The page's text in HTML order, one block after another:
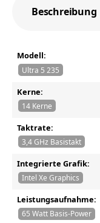
Beschreibung
Modell:
Ultra 5 235
Kerne:
14 Kerne
Taktrate:
3,4 GHz Basistakt
Integrierte Grafik:
Intel Xe Graphics
Leistungsaufnahme:
65 Watt Basis-Power